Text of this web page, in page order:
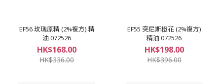
EF56 玫瑰原精 (2%複方) 精
油 072526
HK$168.00
HK$336.00
EF55 突尼斯橙花 (2%複方)
精油 072526
HK$198.00
HK$396.00